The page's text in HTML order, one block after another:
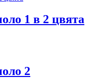
1 в 2 цвята
2